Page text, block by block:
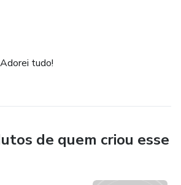
tudo!
de quem criou esse